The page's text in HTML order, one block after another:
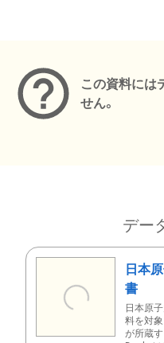
この資料には
せん。
デー
日本
書
日本原
料を対
が所蔵す